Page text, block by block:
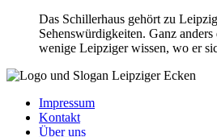
Das Schillerhaus gehört zu
Sehenswürdigkeiten. Ganz
wenige Leipziger wissen, wo er
Impressum
Kontakt
Über uns